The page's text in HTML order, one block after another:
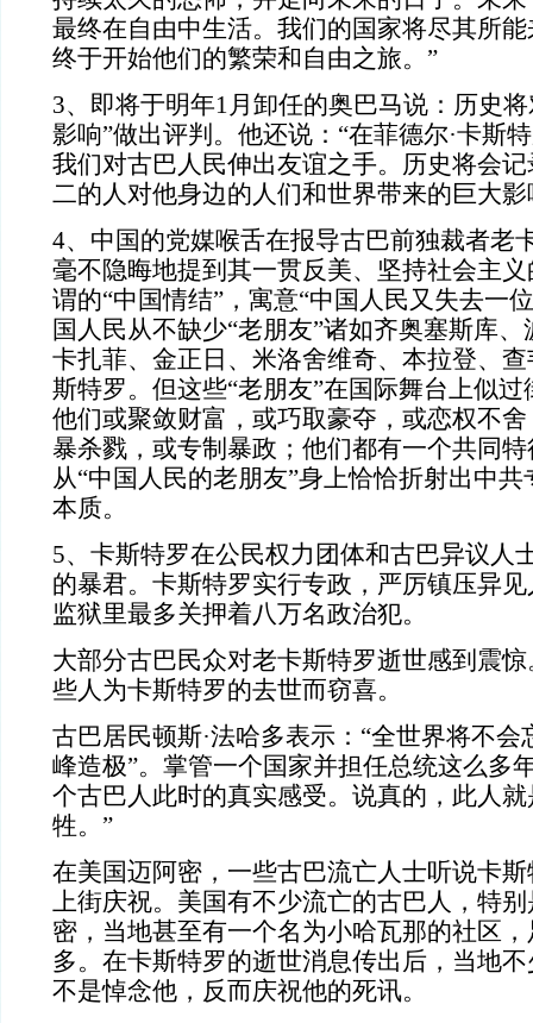
最终在自由中生活。我们的国家将尽其所
终于开始他们的繁荣和自由之旅。”
3、即将于明年1月卸任的奥巴马说：历史
影响”做出评判。他还说：“在菲德尔·卡斯
我们对古巴人民伸出友谊之手。历史将会
二的人对他身边的人们和世界带来的巨大影
4、中国的党媒喉舌在报导古巴前独裁者老
毫不隐晦地提到其一贯反美、坚持社会主义
谓的“中国情结”，寓意“中国人民又失去一
国人民从不缺少“老朋友”诸如齐奥塞斯库
卡扎菲、金正日、米洛舍维奇、本拉登、查
斯特罗。但这些“老朋友”在国际舞台上似
他们或聚敛财富，或巧取豪夺，或恋权不
暴杀戮，或专制暴政；他们都有一个共同
从“中国人民的老朋友”身上恰恰折射出中
本质。
5、卡斯特罗在公民权力团体和古巴异议人
的暴君。卡斯特罗实行专政，严厉镇压异
监狱里最多关押着八万名政治犯。
大部分古巴民众对老卡斯特罗逝世感到震
些人为卡斯特罗的去世而窃喜。
古巴居民顿斯·法哈多表示：“全世界将不会
峰造极”。掌管一个国家并担任总统这么多
个古巴人此时的真实感受。说真的，此人
牲。”
在美国迈阿密，一些古巴流亡人士听说卡
上街庆祝。美国有不少流亡的古巴人，特
密，当地甚至有一个名为小哈瓦那的社区
多。在卡斯特罗的逝世消息传出后，当地
不是悼念他，反而庆祝他的死讯。